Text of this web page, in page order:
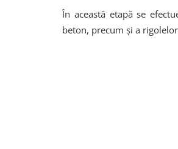
În această etapă se
beton, precum și a